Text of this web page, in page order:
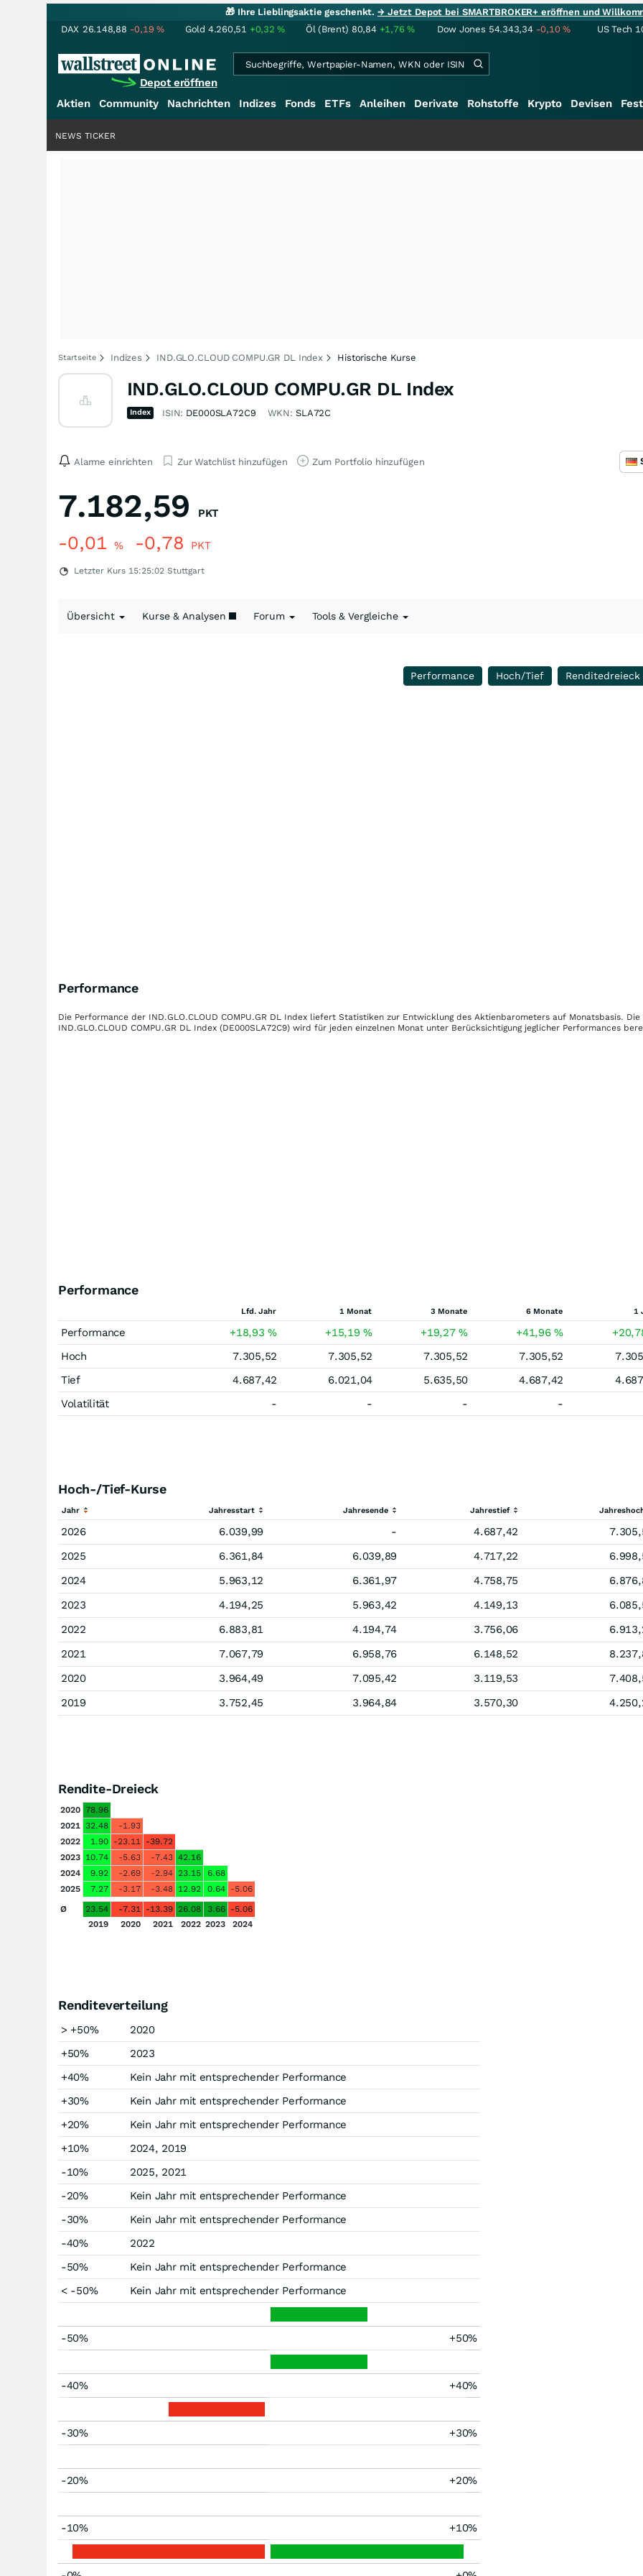
🎁 Ihre Lieblingsaktie geschenkt.→ Jetzt Depot bei SMARTBROKER+ eröffnen und
DAX 26.148,88 -0,19% Gold 4.260,51 +0,32% Öl (Brent) 80,84 +1,76% Dow Jones 54.343,34 -0,10% US Tech
Depot eröffnen
Aktien Community Nachrichten Indizes Fonds ETFs Anleihen Derivate Rohstoffe Krypto Devisen
NEWS TICKER
Startseite Indizes IND.GLO.CLOUD COMPU.GR DL Index Historische Kurse
IND.GLO.CLOUD COMPU.GR DL Index
Index ISIN: DE000SLA72C9 WKN: SLA72C
Alarme einrichten Zur Watchlist hinzufügen Zum Portfolio hinzufügen
7.182,59 PKT
-0,01 % -0,78 PKT
Letzter Kurs 15:25:02 Stuttgart
Übersicht Kurse & Analysen Forum Tools & Vergleiche
Performance Hoch/Tief Renditedreieck
Performance
Die Performance der IND.GLO.CLOUD COMPU.GR DL Index liefert Statistiken zur Entwicklung des Aktienbarometers auf Monatsbasis.
IND.GLO.CLOUD COMPU.GR DL Index (DE000SLA72C9) wird für jeden einzelnen Monat unter Berücksichtigung jeglicher Performances
Performance
Lfd. Jahr 1 Monat 3 Monate 6 Monate 1
Performance +18,93% +15,19% +19,27% +41,96%
Hoch
7.305,52 7.305,52 7.305,52 7.305,52
Tief
4.687,42 6.021,04 5.635,50 4.687,42
Volatilität
- - - -
Hoch-/Tief-Kurse
Jahr Jahresstart Jahresende Jahrestief
2026 6.039,99 - 4.687,42
2025
6.361,84 6.039,89 4.717,22
2024
5.963,12 6.361,97 4.758,75
2023
4.194,25 5.963,42 4.149,13
2022
6.883,81 4.194,74 3.756,06
2021
7.067,79 6.958,76 6.148,52
2020
3.964,49 7.095,42 3.119,53
2019
3.752,45 3.964,84 3.570,30
Rendite-Dreieck
2020 78.96
2021 32.48
-1.93
2022
1.90 -23.11 -39.72
2023 10.74 -5.63 -7.43 42.16
2024
9.92 -2.69 -2.94 23.15
6.68
2025
7.27 -3.17 -3.48 12.92 0.64 -5.06
Ø
23.54 -7.31 -13.39 26.08 3.66 -5.06
2019
2020 2021 2022 2023 2024
Renditeverteilung
> +50%
2020
+50%
2023
+40%
Kein Jahr mit entsprechender Performance
+30%
Kein Jahr mit entsprechender Performance
+20%
Kein Jahr mit entsprechender Performance
+10%
2024, 2019
-10%
2025, 2021
-20%
Kein Jahr mit entsprechender Performance
-30%
Kein Jahr mit entsprechender Performance
-40%
2022
-50%
Kein Jahr mit entsprechender Performance
< -50%
Kein Jahr mit entsprechender Performance
-50% +50%
-40% +40%
-30% +30%
-20% +20%
-10% +10%